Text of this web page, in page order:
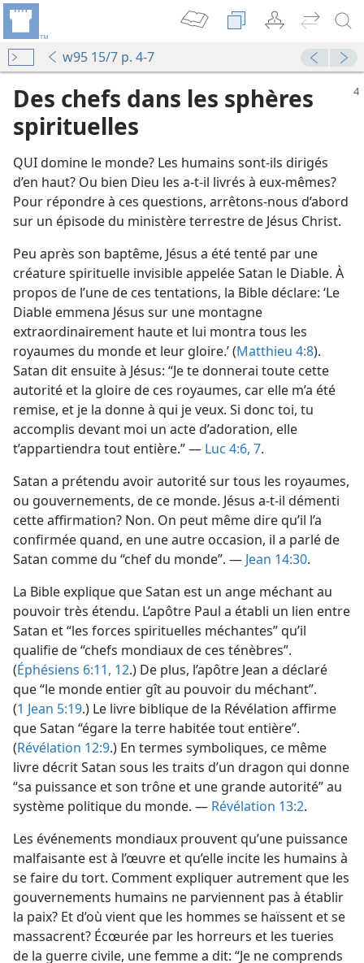
w95 15/7 p. 4-7
Des chefs dans les sphères
spirituelles
QUI domine le monde? Les humains sont-​ils dirigés
d’en haut? Ou bien Dieu les a-​t-​il livrés à eux-​mêmes?
Pour répondre à ces questions, arrêtons-​nous d’abord
sur un épisode du ministère terrestre de Jésus Christ.
Peu après son baptême, Jésus a été tenté par une
créature spirituelle invisible appelée Satan le Diable. À
propos de l’une de ces tentations, la Bible déclare: ‘Le
Diable emmena Jésus sur une montagne
extraordinairement haute et lui montra tous les
royaumes du monde et leur gloire.’ (Matthieu 4:8).
Satan dit ensuite à Jésus: “Je te donnerai toute cette
autorité et la gloire de ces royaumes, car elle m’a été
remise, et je la donne à qui je veux. Si donc toi, tu
accomplis devant moi un acte d’adoration, elle
t’appartiendra tout entière.” — Luc 4:6, 7.
Satan a prétendu avoir autorité sur tous les royaumes,
ou gouvernements, de ce monde. Jésus a-​t-​il démenti
cette affirmation? Non. On peut même dire qu’il l’a
confirmée quand, en une autre occasion, il a parlé de
Satan comme du “chef du monde”. — Jean 14:30.
La Bible explique que Satan est un ange méchant au
pouvoir très étendu. L’apôtre Paul a établi un lien entre
Satan et “les forces spirituelles méchantes” qu’il
qualifie de “chefs mondiaux de ces ténèbres”.
(Éphésiens 6:11, 12.) De plus, l’apôtre Jean a déclaré
que “le monde entier gît au pouvoir du méchant”.
(1 Jean 5:19.) Le livre biblique de la Révélation affirme
que Satan “égare la terre habitée tout entière”.
(Révélation 12:9.) En termes symboliques, ce même
livre décrit Satan sous les traits d’un dragon qui donne
“sa puissance et son trône et une grande autorité” au
système politique du monde. — Révélation 13:2.
Les événements mondiaux prouvent qu’une puissance
malfaisante est à l’œuvre et qu’elle incite les humains à
se faire du tort. Comment expliquer autrement que les
gouvernements humains ne parviennent pas à établir
la paix? Et d’où vient que les hommes se haïssent et se
massacrent? Écœurée par les horreurs et les tueries
de la guerre civile, une femme a dit: “Je ne comprends